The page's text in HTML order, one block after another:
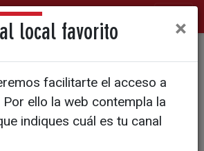
a Mañueco
para tener
local favorito ×
facilitarte el acceso a
ello la web contempla la
indiques cuál es tu canal